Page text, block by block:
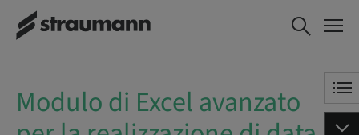
Modulo di Excel
avanzato per la
ZAREZERVOVAT NYNÍ
Modulo di Excel avanzato